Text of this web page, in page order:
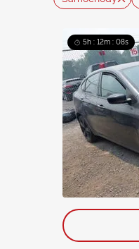
5h : 12m : 06s